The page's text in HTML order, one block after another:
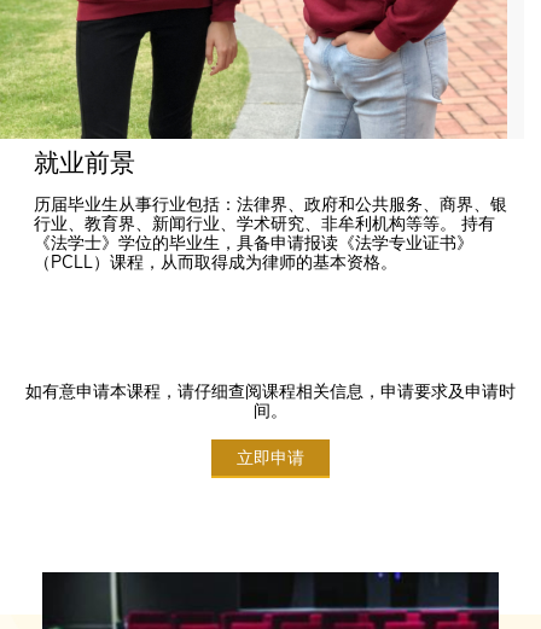
就业前景
历届毕业生从事行业包括：法律界、政府和公共服务、商界、银
行业、教育界、新闻行业、学术研究、非牟利机构等等。 持有
《法学士》学位的毕业生，具备申请报读《法学专业证书》
（PCLL）课程，从而取得成为律师的基本资格。
如有意申请本课程，请仔细查阅课程相关信息，申请要求及申请时
间。
立即申请